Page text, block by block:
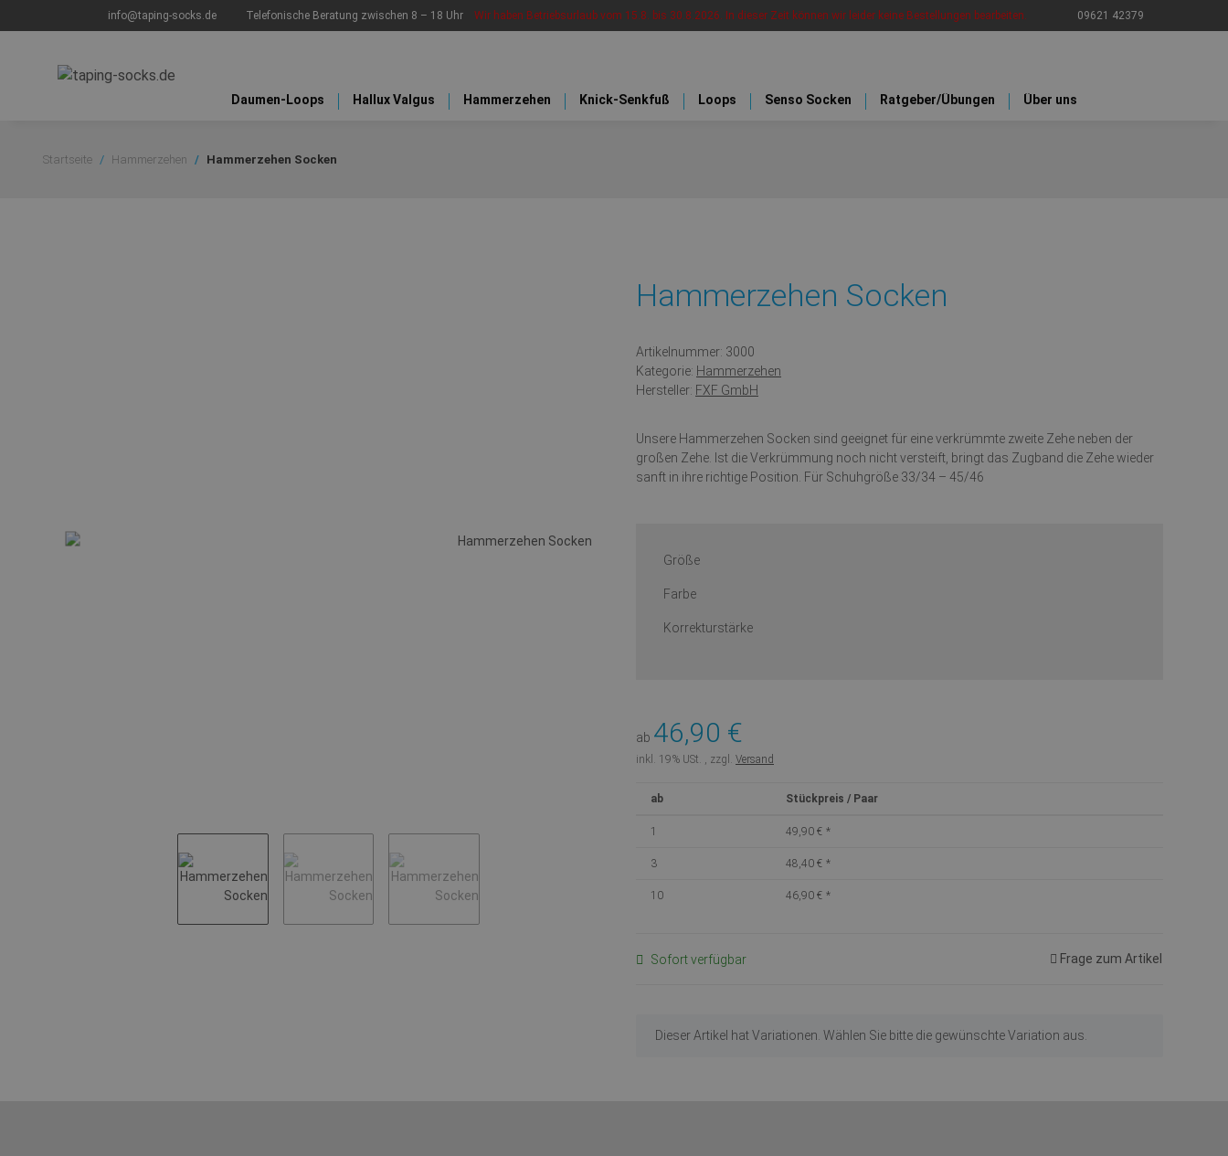
info@taping-socks.de Telefonische Beratung zwischen 8 – 18 Uhr Wir haben Betriebsurlaub vom 15.8. bis 30.8.2026. In dieser Zeit können wir leider keine Bestellungen bearbeiten. 09621 42379
Daumen-Loops Hallux Valgus Hammerzehen Knick-Senkfuß Loops Senso Socken Ratgeber/Übungen Über uns
Startseite Hammerzehen Hammerzehen Socken
Hammerzehen Socken
Artikelnummer: 3000
Kategorie: Hammerzehen
Hersteller: FXF GmbH
Unsere Hammerzehen Socken sind geeignet für eine verkrümmte zweite Zehe neben der
großen Zehe. Ist die Verkrümmung noch nicht versteift, bringt das Zugband die Zehe wieder
sanft in ihre richtige Position. Für Schuhgröße 33/34 – 45/46
Größe
Farbe
Korrekturstärke
ab 46,90 €
inkl. 19% USt. , zzgl. Versand
ab Stückpreis / Paar
1 49,90 € *
3 48,40 € *
10 46,90 € *
Sofort verfügbar Frage zum Artikel
xDieser Artikel hat Variationen. Wählen Sie bitte die gewünschte Variation aus.